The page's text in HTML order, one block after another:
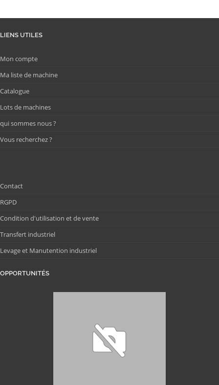
LIENS UTILES
Mon compte
Ma liste de machine
Catalogue
Lots de machines
qui sommes nous ?
Vous recherchez ?
Contact
RGPD
Condition d'utilisation et de vente
Transfert industriel
Levage et Manutention industriel
OPPORTUNITÉS